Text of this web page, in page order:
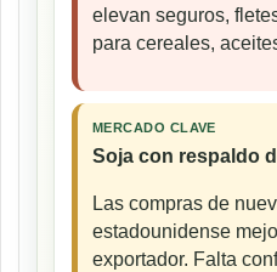
elevan seguros,
para cereales,
MERCADO CLAVE
Soja con respaldo
Las compras de
estadounidense
exportador. Falta